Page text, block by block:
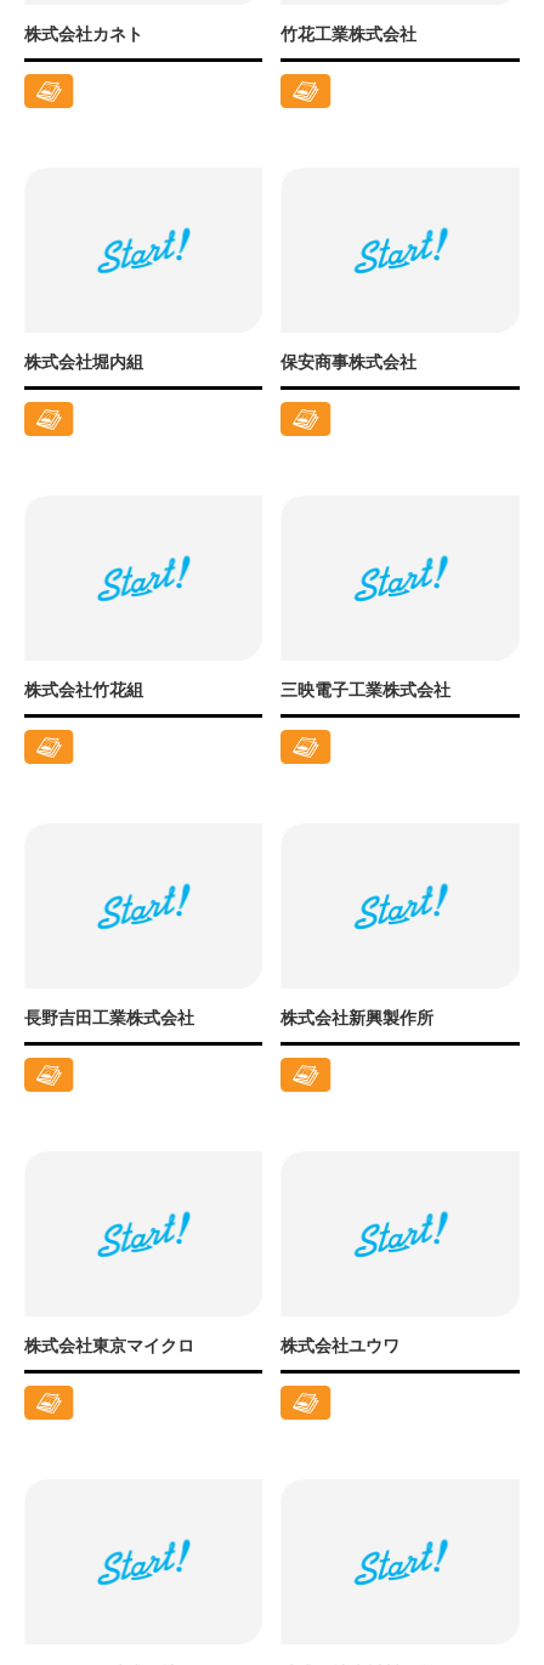
株式会社カネト 竹花工業株式会社
株式会社堀内組 保安商事株式会社
株式会社竹花組 三映電子工業株式会社
長野吉田工業株式会社 株式会社新興製作所
株式会社東京マイクロ 株式会社ユウワ